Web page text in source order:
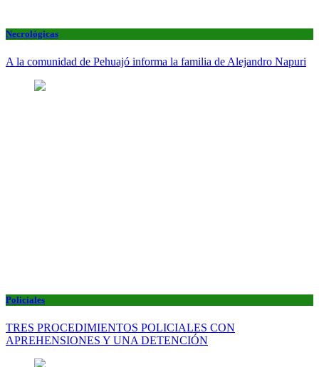
Necrológicas
A la comunidad de Pehuajó informa la familia de Alejandro Napuri
Policiales
TRES PROCEDIMIENTOS POLICIALES CON
APREHENSIONES Y UNA DETENCIÓN